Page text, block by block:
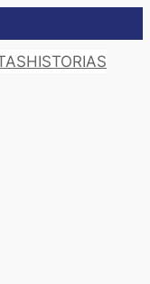
HISTORIAS